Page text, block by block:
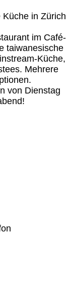
in Zürich
im Café-
taiwanesische
Küche,
Mehrere
von Dienstag